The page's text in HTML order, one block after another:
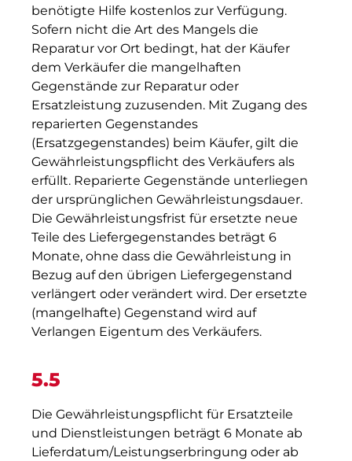
benötigte Hilfe kostenlos zur Verfügung.
Sofern nicht die Art des Mangels die
Reparatur vor Ort bedingt, hat der Käufer
dem Verkäufer die mangelhaften
Gegenstände zur Reparatur oder
Ersatzleistung zuzusenden. Mit Zugang des
reparierten Gegenstandes
(Ersatzgegenstandes) beim Käufer, gilt die
Gewährleistungspflicht des Verkäufers als
erfüllt. Reparierte Gegenstände unterliegen
der ursprünglichen Gewährleistungsdauer.
Die Gewährleistungsfrist für ersetzte neue
Teile des Liefergegenstandes beträgt 6
Monate, ohne dass die Gewährleistung in
Bezug auf den übrigen Liefergegenstand
verlängert oder verändert wird. Der ersetzte
(mangelhafte) Gegenstand wird auf
Verlangen Eigentum des Verkäufers.
5.5
Die Gewährleistungspflicht für Ersatzteile
und Dienstleistungen beträgt 6 Monate ab
Lieferdatum/Leistungserbringung oder ab